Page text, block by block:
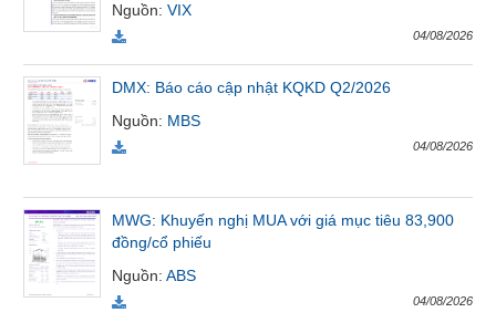
Nguồn:VIX
04/08/2026
DMX: Báo cáo cập nhật KQKD Q2/2026
Nguồn: MBS
04/08/2026
MWG: Khuyến nghị MUA với giá mục tiêu 83,900
đồng/cổ phiếu
Nguồn:ABS
04/08/2026
TIỆN
BẤT
ĐỘNG
SẢN
Mã
chứng